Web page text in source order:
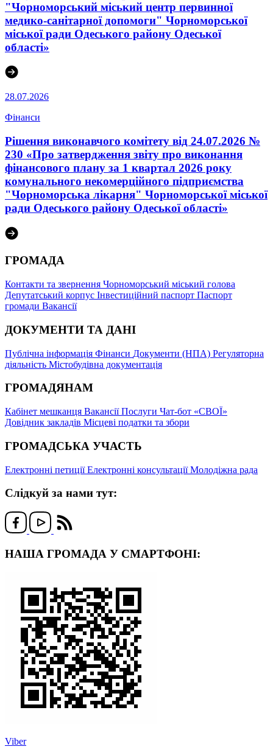
"Чорноморський міський центр первинної
медико-санітарної допомоги" Чорноморської
міської ради Одеського району Одеської
області»
28.07.2026
Фінанси
Рішення виконавчого комітету від 24.07.2026 №
230 «Про затвердження звіту про виконання
фінансового плану за 1 квартал 2026 року
комунального некомерційного підприємства
"Чорноморська лікарня" Чорноморської міської
ради Одеського району Одеської області»
ГРОМАДА
Контакти та звернення Чорноморський міський голова
Депутатський корпус Інвестиційний паспорт Паспорт
громади Вакансії
ДОКУМЕНТИ ТА ДАНІ
Публічна інформація Фінанси Документи (НПА) Регуляторна
діяльність Містобудівна документація
ГРОМАДЯНАМ
Кабінет мешканця ВакансіїПослуги Чат-бот «СВОЇ»
Довідник закладів Місцеві податки та збори
ГРОМАДСЬКА УЧАСТЬ
Електронні петиціїЕлектронні консультаціїМолодіжна рада
Слідкуй за нами тут:
НАША ГРОМАДА У СМАРТФОНІ:
Viber